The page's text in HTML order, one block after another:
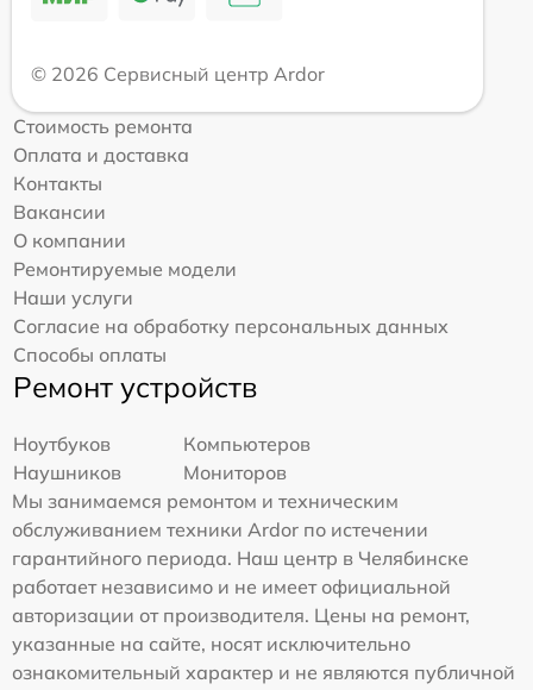
© 2026 Сервисный центр Ardor
Стоимость ремонта
Оплата и доставка
Контакты
Вакансии
О компании
Ремонтируемые модели
Наши услуги
Согласие на обработку персональных данных
Способы оплаты
Ремонт устройств
Ноутбуков
Компьютеров
Наушников
Мониторов
Мы занимаемся ремонтом и техническим
обслуживанием техники Ardor по истечении
гарантийного периода. Наш центр в Челябинске
работает независимо и не имеет официальной
авторизации от производителя. Цены на ремонт,
указанные на сайте, носят исключительно
ознакомительный характер и не являются публичной